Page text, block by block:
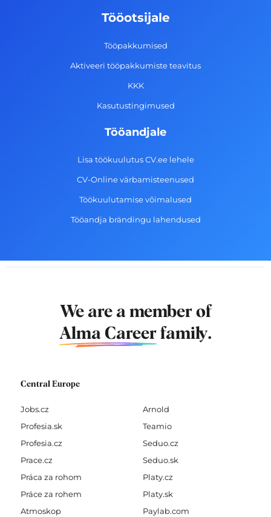
-
g
a
m
d
n
Tööotsijale
Tööpakkumised
Aktiveeri tööpakkumiste teavitus
KKK
Kasutustingimused
Tööandjale
Lisa töökuulutus CV.ee lehele
CV-Online värbamisteenused
Töökuulutamise võimalused
Tööandja brändingu lahendused
We are a member of
Alma Career family.
Central Europe
Jobs.cz
Profesia.sk
Profesia.cz
Prace.cz
Práca za rohom
Práce za rohem
Atmoskop
Arnold
Teamio
Seduo.cz
Seduo.sk
Platy.cz
Platy.sk
Paylab.com